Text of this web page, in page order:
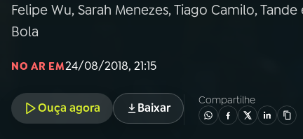
PODCASTS
06VIDEOCASTS
07ÚLTIMAS
Felipe Wu, Sarah Menezes, Tiago Camilo,
Bola
NO AR EM24/08/2018, 21:15
Ouça agora Baixar
Compartilhe